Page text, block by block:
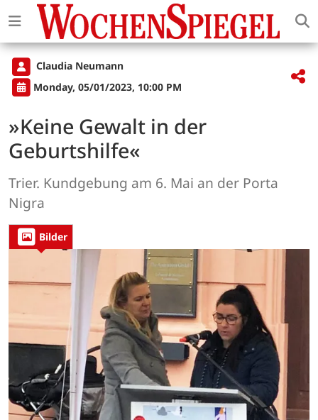
Claudia Neumann
Monday, 05/01/2023, 10:00 PM
»Keine Gewalt in der
Geburtshilfe«
Trier. Kundgebung am 6. Mai an der Porta
Nigra
Bilder